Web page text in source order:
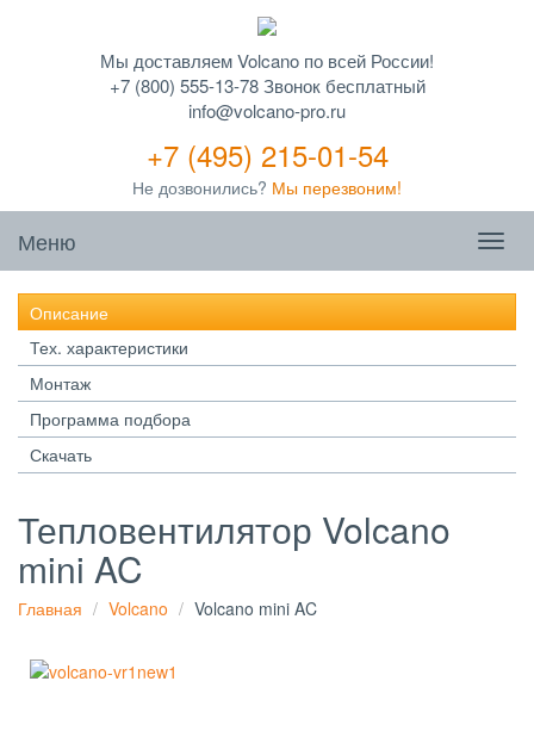
Мы доставляем Volcano по всей России!
+7 (800) 555-13-78 Звонок бесплатный
info@volcano-pro.ru
+7 (495) 215-01-54
Не дозвонились? Мы перезвоним!
Меню
Описание
Тех. характеристики
Монтаж
Программа подбора
Скачать
Тепловентилятор Volcano
mini AC
Главная Volcano Volcano mini AC